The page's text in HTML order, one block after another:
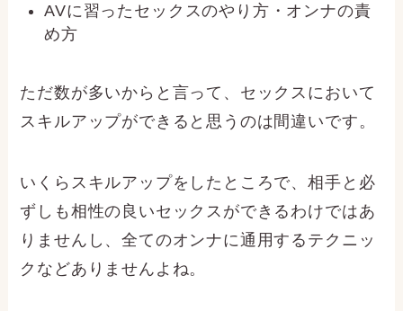
AVに習ったセックスのやり方・オンナの責
め方
ただ数が多いからと言って、セックスにおいて
スキルアップができると思うのは間違いです。
いくらスキルアップをしたところで、相手と必
ずしも相性の良いセックスができるわけではあ
りませんし、全てのオンナに通用するテクニッ
クなどありませんよね。